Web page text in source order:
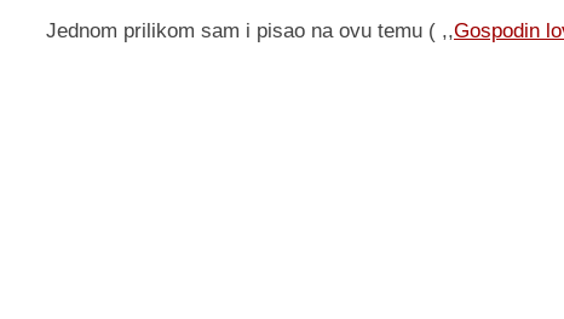
Jednom prilikom sam i pisao na ovu temu ( ,,Gospodin